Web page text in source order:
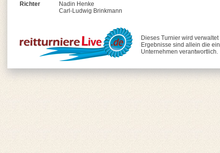
Richter
Nadin Henke
Carl-Ludwig Brinkmann
Dieses Turnier wird
Ergebnisse sind allein die
Unternehmen verantwortlich.